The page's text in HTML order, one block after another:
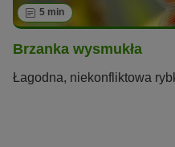
5 min
Brzanka wysmukła
Łagodna, niekonfliktowa